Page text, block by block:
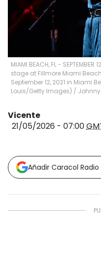
MIAMI BEACH, FL -
stage at Fillmore Miami
September 12, 2021 in Miami
Louis/Getty Images) / Johnny
Vicente
21/05/2026 - 07:00
Añadir Caracol